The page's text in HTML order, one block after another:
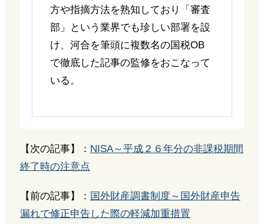
方や指摘方法を熟知しており「審査
部」という業界でも珍しい部署を設
け、河合を筆頭に複数名の国税OB
で徹底した記事の監修をおこなって
いる。
【次の記事】： NISA～平成２６年分の非課税期間
終了時の注意点
【前の記事】： 国外財産調書制度～国外財産申告
漏れで修正申告した際の軽減加重措置